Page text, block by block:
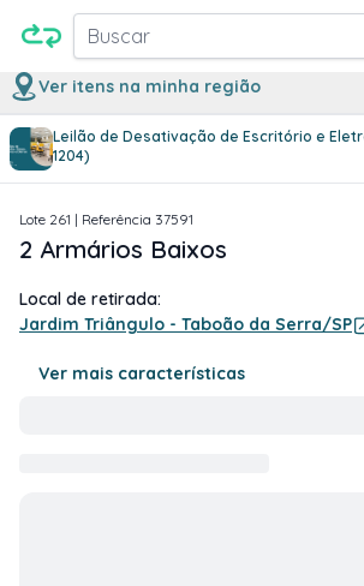
Buscar
Ver itens na minha região
Leilão de Desativação de Escritório e
1204)
1/1
Lote 261 | Referência 37591
2 Armários Baixos
Local de retirada:
Jardim Triângulo - Taboão da Serra/SP
Ver mais características